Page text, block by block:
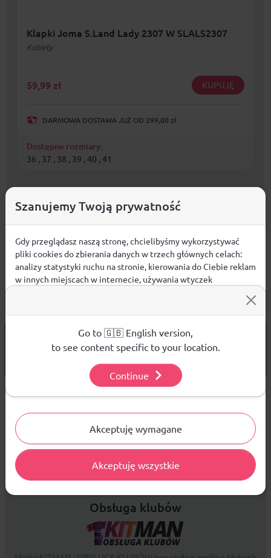
Klapki Joma S.Land Lady 2307 W SLALS2307
Kobiety
59,99 zł KUPUJĘ
DARMOWA DOSTAWA JUŻ OD 299,00 zł
Dostępne rozmiary:
36 , 37 , 38 , 39 , 40 , 41
DARMOWA WYSYŁKAod 299 PLN
NA ZWROT TOWARU
Sprzedaż hurtowa
Platforma B2B zapewnia profesjonalną obsługę biznesową i
najlepsze ceny dla odbiorców hurtowych.
Obsługa klubów
Szanujemy Twoją prywatność
Gdy przeglądasz naszą stronę, chcielibyśmy wykorzystywać
pliki cookies do zbierania danych w trzech głównych celach:
analizy statystyki ruchu na stronie, kierowania do Ciebie reklam
w innych miejscach w internecie, używania wtyczek
używanych plików cookies.
Aby dowiedzieć się więcej o plikach cookie i tym, jak
wykorzystujemy Twoje dane, odwiedź naszą Polityką
Akceptuję wymagane
Akceptuję wszystkie
Go to 🇬🇧 English version,
to see content specific to your location.
Continue